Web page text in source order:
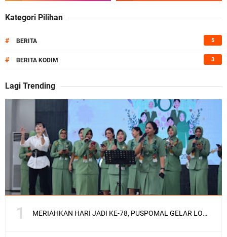
Kategori Pilihan
# BERITA 5
# BERITA KODIM 3
Lagi Trending
MERIAHKAN HARI JADI KE-78, PUSPOMAL GELAR LOMBA MEWARNAI TINGKAT PAUD DAN TK